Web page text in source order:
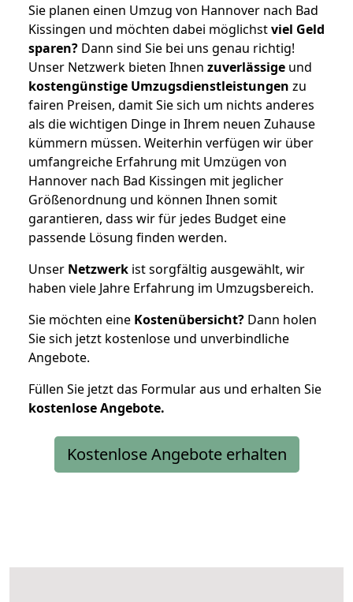
Sie planen einen Umzug von Hannover nach Bad
Kissingen und möchten dabei möglichstviel Geld
sparen? Dann sind Sie bei uns genau richtig!
Unser Netzwerk bieten Ihnen zuverlässige und
kostengünstige Umzugsdienstleistungen zu
fairen Preisen, damit Sie sich um nichts anderes
als die wichtigen Dinge in Ihrem neuen Zuhause
kümmern müssen. Weiterhin verfügen wir über
umfangreiche Erfahrung mit Umzügen von
Hannover nach Bad Kissingen mit jeglicher
Größenordnung und können Ihnen somit
garantieren, dass wir für jedes Budget eine
passende Lösung finden werden.
Unser Netzwerk ist sorgfältig ausgewählt, wir
haben viele Jahre Erfahrung im Umzugsbereich.
Sie möchten eine Kostenübersicht? Dann holen
Sie sich jetzt kostenlose und unverbindliche
Angebote.
Füllen Sie jetzt das Formular aus und erhalten Sie
kostenloseAngebote.
Kostenlose Angebote erhalten